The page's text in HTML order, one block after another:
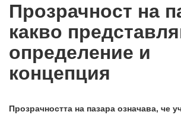
Прозрачност на
какво
определение и
концепция
Прозрачността на пазара означава, че